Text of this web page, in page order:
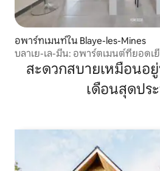
อพาร์ทเมนท์ใน Blaye-les-Mines
บลาเย-เล-มีน: อพาร์ตเมนต์ที่ยอดเ
สะดวกสบายเหมือนอ
เดือนสุดปร